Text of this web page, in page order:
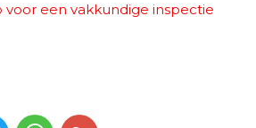
een vakkundige inspectie
op TwitterDeel via WhatsApp
Deel op Google+